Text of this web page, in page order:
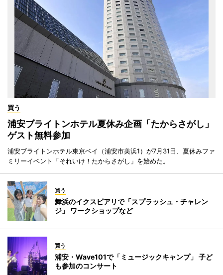
買う
浦安ブライトンホテル夏休み企画「たからさがし」
ゲスト無料参加
浦安ブライトンホテル東京ベイ（浦安市美浜1）が7月31日、夏休みファ
ミリーイベント「それいけ！たからさがし」を始めた。
買う
舞浜のイクスピアリで「スプラッシュ・チャレン
ジ」 ワークショップなど
買う
浦安・Wave101で「ミュージックキャンプ」 子ど
も参加のコンサート